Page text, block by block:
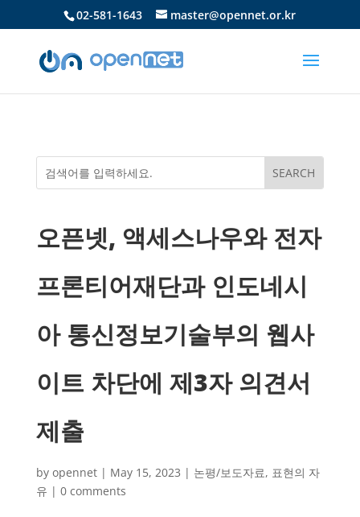
02-581-1643 master@opennet.or.kr
오픈넷, 액세스나우와 전자
프론티어재단과 인도네시
아 통신정보기술부의 웹사
이트 차단에 제3자 의견서
제출
by opennet| May 15, 2023 | 논평/보도자료, 표현의 자
유 | 0 comments